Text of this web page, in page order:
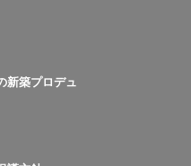
新築プロデュ